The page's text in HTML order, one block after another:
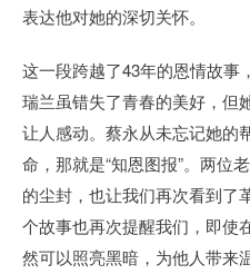
表达他对她的深切关怀。
这一段跨越了43年的恩情故事
瑞兰虽错失了青春的美好，但
让人感动。蔡永从未忘记她的
命，那就是“知恩图报”。两位
的尘封，也让我们再次看到了
个故事也再次提醒我们，即使
然可以照亮黑暗，为他人带来